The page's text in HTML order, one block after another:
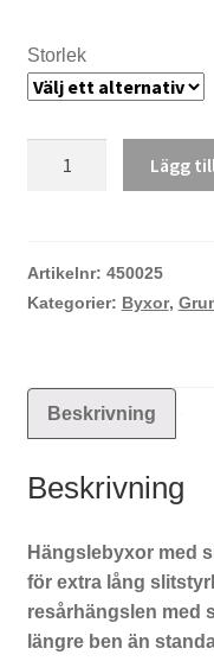
Storlek
lång
mängd
Lägg
Artikelnr: 450025
Kategorier: Byxor,
Beskrivning
Beskrivning
Hängslebyxor med
för extra lång
resårhängslen med
längre ben än